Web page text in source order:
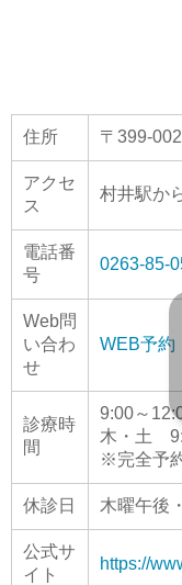
住所 〒399-
アクセ
ス
村井駅か
電話番
号
0263-85-
Web問
い合わ
せ
WEB予約
診療時
間
9:00～
木・土
※完全予
休診日 木曜午後
公式サ
イト
https://